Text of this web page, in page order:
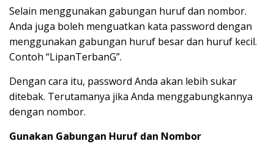
Selain menggunakan gabungan huruf dan nombor.
Anda juga boleh menguatkan kata password dengan
menggunakan gabungan huruf besar dan huruf kecil.
Contoh “LipanTerbanG”.
Dengan cara itu, password Anda akan lebih sukar
ditebak. Terutamanya jika Anda menggabungkannya
dengan nombor.
Gunakan Gabungan Huruf dan Nombor